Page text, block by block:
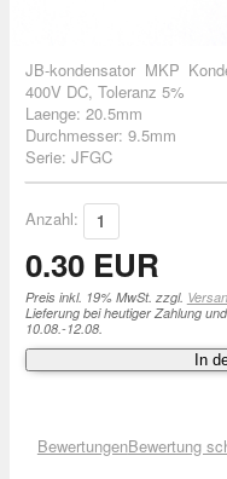
JB-kondensator MKP
400V DC, Toleranz 5%
Laenge: 20.5mm
Durchmesser: 9.5mm
Serie: JFGC
Anzahl:
0.30 EUR
Preis inkl. 19% MwSt. zzgl.
Lieferung bei heutiger Zahlung
10.08.-12.08.
In
BewertungenBewertung